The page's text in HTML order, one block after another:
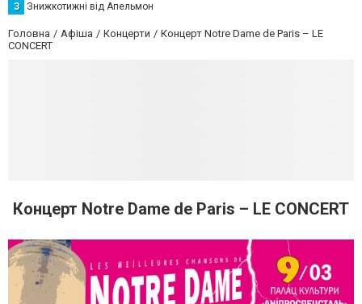
З Знижкотижні від Апельмон
Головна Афіша Концерти
Концерт Notre Dame de Paris – LE
CONCERT
Концерт Notre Dame de Paris – LE CONCERT